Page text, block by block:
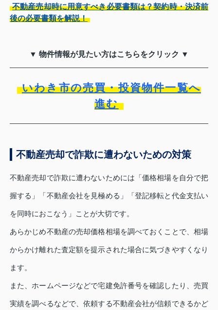
不動産売却時に用意すべき必要書類は？契約時・決済前
後の必要書類を解説！
▼ 物件情報が見たい方はこちらをクリック ▼
いわき市の売買・投資物件一覧へ
進む
不動産売却で詐欺に遭わないための対策
不動産売却で詐欺に遭わないためには「価格相場を自分で把
握する」「不動産会社を見極める」「登記移転と代金支払い
を同時におこなう」ことが大切です。
あらかじめ不動産の売却価格相場を調べておくことで、相場
からかけ離れた査定額を提示された場合に気づきやすくなり
ます。
また、ホームページなどで宅建免許番号を確認したり、売買
実績を調べるなどで、依頼する不動産会社が信頼できるかど